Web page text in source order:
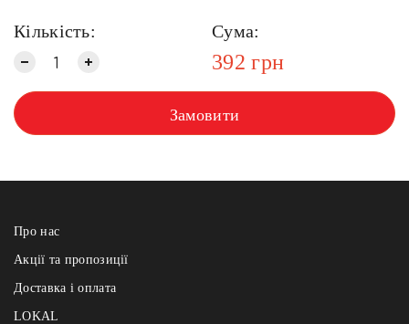
Кількість: Сума:
392 грн
Замовити
Про нас
Акції та пропозиції
Доставка і оплата
LOKAL